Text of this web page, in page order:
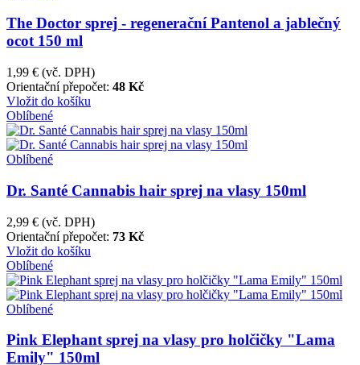
The Doctor sprej - regenerační Pantenol a jablečný
ocot 150 ml
1,99 € (vč. DPH)
Orientační přepočet: 48 Kč
Vložit do košíku
Oblíbené
Oblíbené
Dr. Santé Cannabis hair sprej na vlasy 150ml
2,99 € (vč. DPH)
Orientační přepočet: 73 Kč
Vložit do košíku
Oblíbené
Oblíbené
Pink Elephant sprej na vlasy pro holčičky "Lama
Emily" 150ml